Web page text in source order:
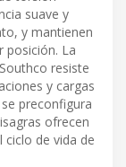
suave y
y mantienen
posición. La
resiste
y cargas
preconfigura
ofrecen
de vida de